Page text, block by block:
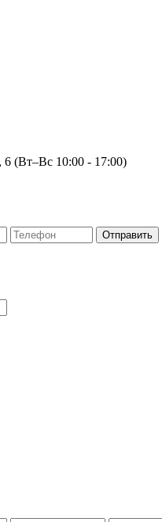
6 (Вт–Вс 10:00 - 17:00)